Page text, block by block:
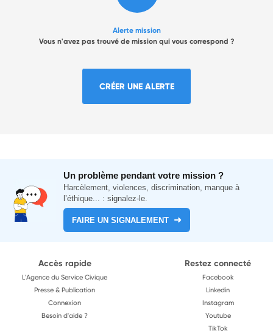
Alerte mission
Vous n'avez pas trouvé de mission qui vous correspond ?
CRÉER UNE ALERTE
Un problème pendant votre mission ?
Harcèlement, violences, discrimination, manque à
l’éthique... : signalez-le.
FAIRE UN SIGNALEMENT
Accès rapide
L'Agence du Service Civique
Presse & Publication
Connexion
Besoin d'aide ?
Restez connecté
Facebook
Linkedin
Instagram
Youtube
TikTok